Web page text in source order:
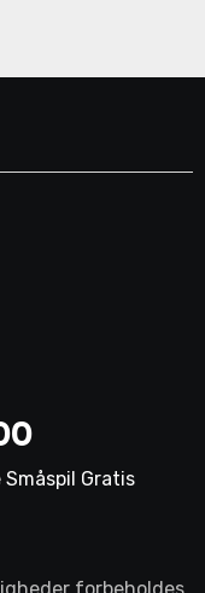
Gratis